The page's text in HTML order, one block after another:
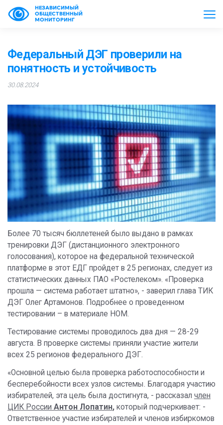
НЕЗАВИСИМЫЙ
ОБЩЕСТВЕННЫЙ
МОНИТОРИНГ
Федеральный ДЭГ проверили на
понятность и устойчивость
30.08.2024
Более 70 тысяч бюллетеней было выдано в рамках
тренировки ДЭГ (дистанционного электронного
голосования), которое на федеральной технической
платформе в этот ЕДГ пройдет в 25 регионах, следует из
статистических данных ПАО «Ростелеком». «Проверка
прошла — система работает штатно», - заверил глава ТИК
ДЭГ Олег Артамонов. Подробнее о проведенном
тестировании – в материале НОМ.
Тестирование системы проводилось два дня — 28-29
августа. В проверке системы приняли участие жители
всех 25 регионов федерального ДЭГ.
«Основной целью была проверка работоспособности и
бесперебойности всех узлов системы. Благодаря участию
избирателей, эта цель была достигнута, - рассказал член
ЦИК России Антон Лопатин, который подчеркивает: -
Ответственное участие избирателей и членов избиркомов